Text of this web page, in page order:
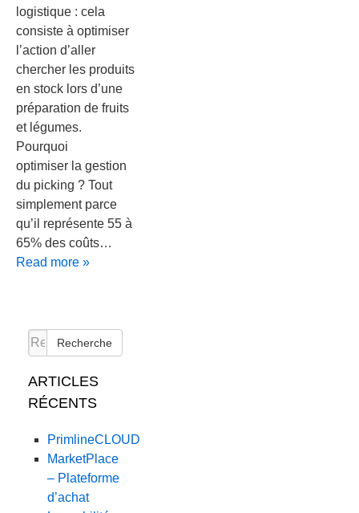
logistique : cela
consiste à optimiser
l’action d’aller
chercher les produits
en stock lors d’une
préparation de fruits
et légumes.
Pourquoi
optimiser la gestion
du picking ? Tout
simplement parce
qu’il représente 55 à
65% des coûts…
Read more »
Recherche
ARTICLES
RÉCENTS
PrimlineCLOUD
MarketPlace
– Plateforme
d’achat